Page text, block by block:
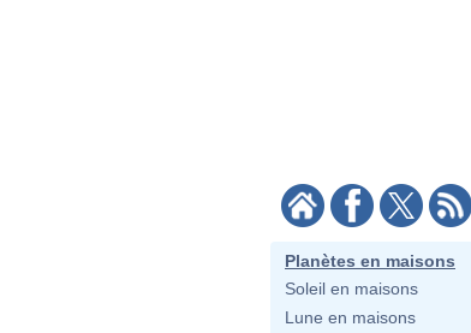
Planètes en maisons
Soleil en maisons
Lune en maisons